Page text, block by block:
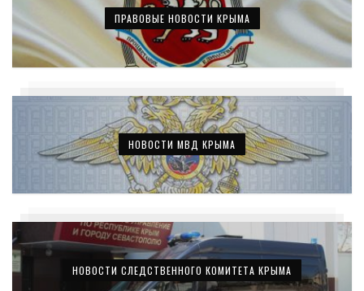
ПРАВОВЫЕ НОВОСТИ КРЫМА
НОВОСТИ МВД КРЫМА
НОВОСТИ СЛЕДСТВЕННОГО КОМИТЕТА КРЫМА